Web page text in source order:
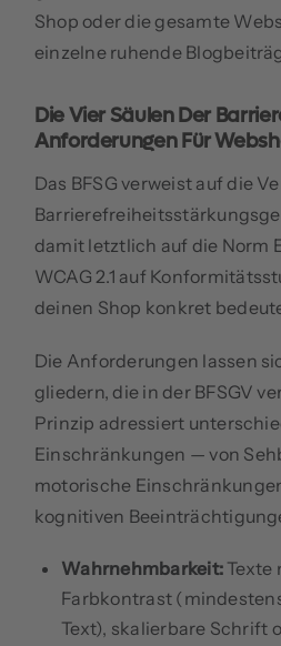
Shop oder die gesamte
einzelne ruhende
Die Vier Säulen Der
Anforderungen Für
Das BFSG verweist auf die
damit letztlich auf die Norm
WCAG 2.1 auf
deinen Shop konkret
Die Anforderungen lassen
gliedern, die in der BFSGV
Prinzip adressiert
Einschränkungen — von
motorische
kognitiven
Wahrnehmbarkeit: Texte
Farbkontrast
Text), skalierbare Schrift